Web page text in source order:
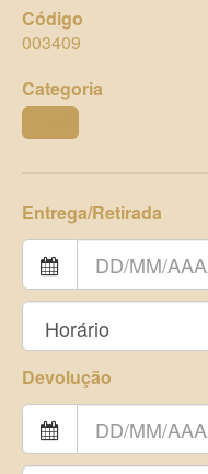
Código
003409
Categoria
Entrega/Retirada
Devolução